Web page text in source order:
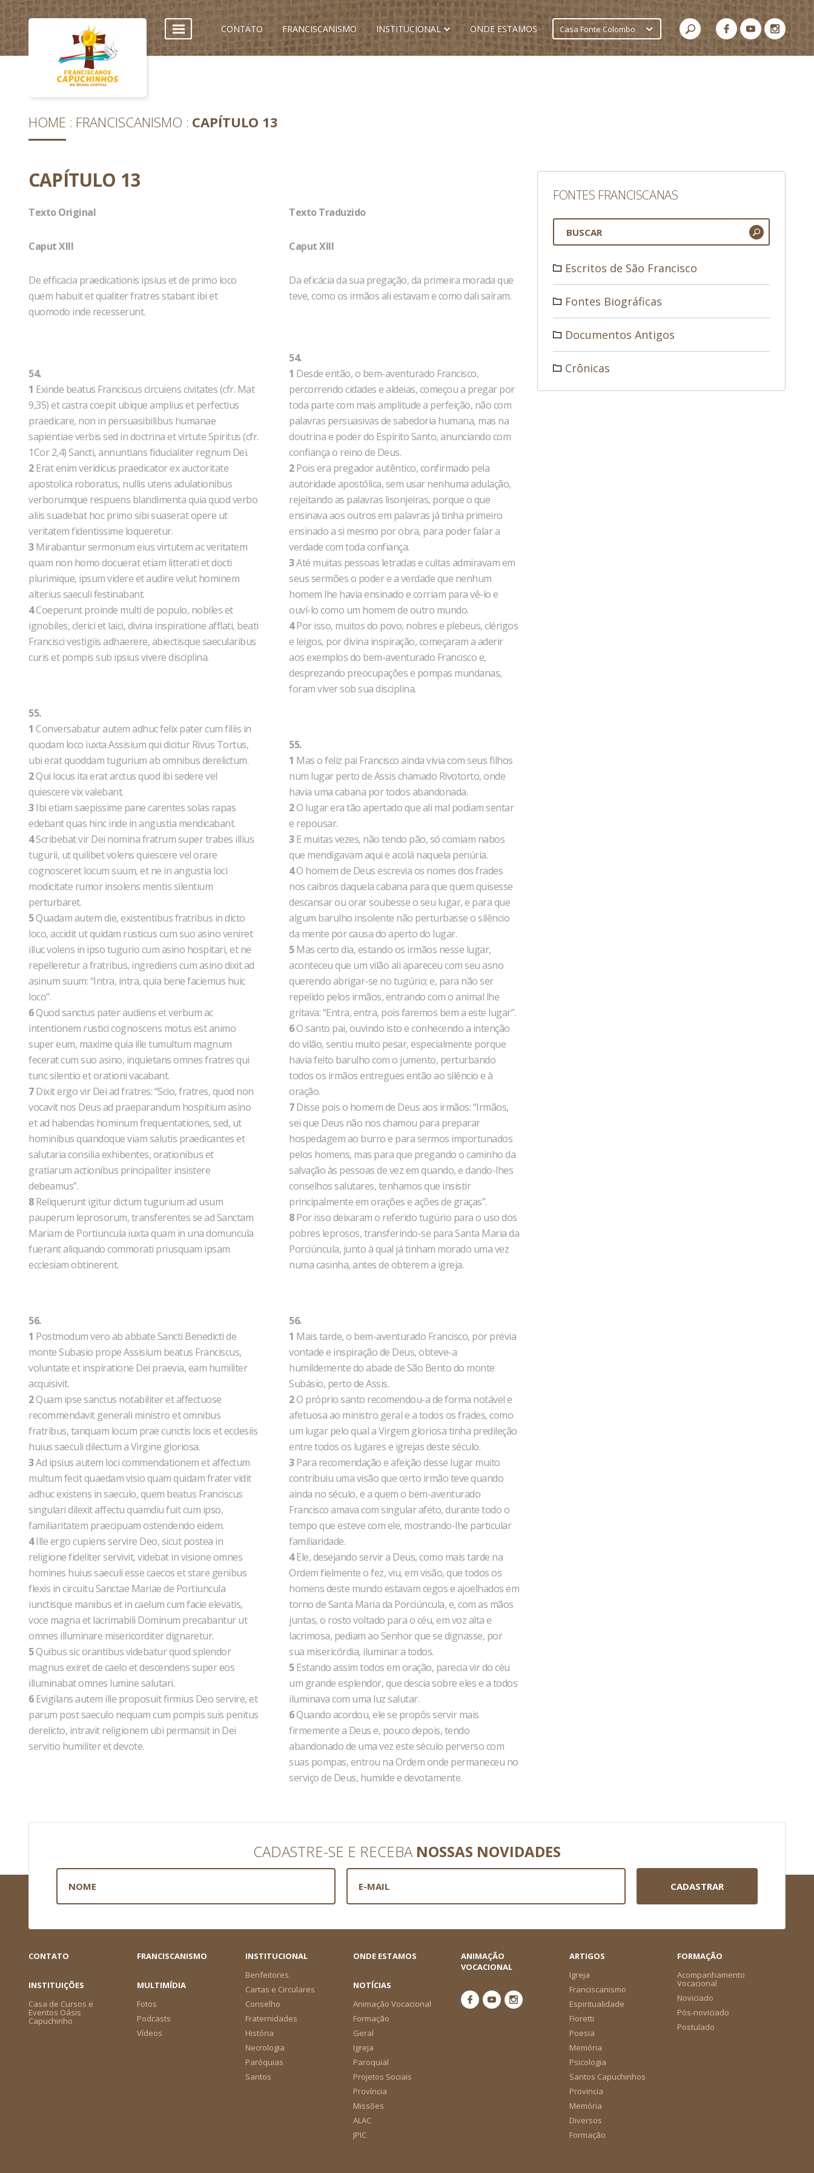
CONTATO FRANCISCANISMO INSTITUCIONAL ONDE ESTAMOS Casa Fonte Colombo
HOME FRANCISCANISMO CAPÍTULO 13
CAPÍTULO 13
Texto Original
Caput XIII
De efficacia praedicationis ipsius et de primo loco
quem habuit et qualiter fratres stabant ibi et
quomodo inde recesserunt.
54.
1 Exinde beatus Franciscus circuiens civitates (cfr. Mat
9,35) et castra coepit ubique amplius et perfectius
praedicare, non in persuasibilibus humanae
sapientiae verbis sed in doctrina et virtute Spiritus (cfr.
1Cor 2,4) Sancti, annuntians fiducialiter regnum Dei.
2Erat enim veridicus praedicator ex auctoritate
apostolica roboratus, nullis utens adulationibus
verborumque respuens blandimenta quia quod verbo
aliis suadebat hoc primo sibi suaserat opere ut
veritatem fidentissime loqueretur.
3Mirabantur sermonum eius virtutem ac veritatem
quam non homo docuerat etiam litterati et docti
plurimique, ipsum videre et audire velut hominem
alterius saeculi festinabant.
4Coeperunt proinde multi de populo, nobiles et
ignobiles, clerici et laici, divina inspiratione afflati, beati
Francisci vestigiis adhaerere, abiectisque saecularibus
curis et pompis sub ipsius vivere disciplina.
55.
1 Conversabatur autem adhuc felix pater cum filiis in
quodam loco iuxta Assisium qui dicitur Rivus Tortus,
ubi erat quoddam tugurium ab omnibus derelictum.
2Qui locus ita erat arctus quod ibi sedere vel
quiescere vix valebant.
3Ibi etiam saepissime pane carentes solas rapas
edebant quas hinc inde in angustia mendicabant.
4Scribebat vir Dei nomina fratrum super trabes illius
tugurii, ut quilibet volens quiescere vel orare
cognosceret locum suum, et ne in angustia loci
modicitate rumor insolens mentis silentium
perturbaret.
5Quadam autem die, existentibus fratribus in dicto
loco, accidit ut quidam rusticus cum suo asino veniret
illuc volens in ipso tugurio cum asino hospitari, et ne
repelleretur a fratribus, ingrediens cum asino dixit ad
asinum suum: “Intra, intra, quia bene faciemus huic
loco”.
6Quod sanctus pater audiens et verbum ac
intentionem rustici cognoscens motus est animo
super eum, maxime quia ille tumultum magnum
fecerat cum suo asino, inquietans omnes fratres qui
tunc silentio et orationi vacabant.
7Dixit ergo vir Dei ad fratres: “Scio, fratres, quod non
vocavit nos Deus ad praeparandum hospitium asino
et ad habendas hominum frequentationes, sed, ut
hominibus quandoque viam salutis praedicantes et
salutaria consilia exhibentes, orationibus et
gratiarum actionibus principaliter insistere
debeamus”.
8Reliquerunt igitur dictum tugurium ad usum
pauperum leprosorum, transferentes se ad Sanctam
Mariam de Portiuncula iuxta quam in una domuncula
fuerant aliquando commorati priusquam ipsam
ecclesiam obtinerent.
56.
1 Postmodum vero ab abbate Sancti Benedicti de
monte Subasio prope Assisium beatus Franciscus,
voluntate et inspiratione Dei praevia, eam humiliter
acquisivit.
2Quam ipse sanctus notabiliter et affectuose
recommendavit generali ministro et omnibus
fratribus, tanquam locum prae cunctis locis et ecclesiis
huius saeculi dilectum a Virgine gloriosa.
3Ad ipsius autem loci commendationem et affectum
multum fecit quaedam visio quam quidam frater vidit
adhuc existens in saeculo, quem beatus Franciscus
singulari dilexit affectu quamdiu fuit cum ipso,
familiaritatem praecipuam ostendendo eidem.
4Ille ergo cupiens servire Deo, sicut postea in
religione fideliter servivit, videbat in visione omnes
homines huius saeculi esse caecos et stare genibus
flexis in circuitu Sanctae Mariae de Portiuncula
iunctisque manibus et in caelum cum facie elevatis,
voce magna et lacrimabili Dominum precabantur ut
omnes illuminare misericorditer dignaretur.
5Quibus sic orantibus videbatur quod splendor
magnus exiret de caelo et descendens super eos
illuminabat omnes lumine salutari.
6Evigilans autem ille proposuit firmius Deo servire, et
parum post saeculo nequam cum pompis suis penitus
derelicto, intravit religionem ubi permansit in Dei
servitio humiliter et devote.
Texto Traduzido
Caput XIII
Da eficácia da sua pregação, da primeira morada que
teve, como os irmãos ali estavam e como dali saíram.
54.
1 Desde então, o bem-aventurado Francisco,
percorrendo cidades e aldeias, começou a pregar por
toda parte com mais amplitude a perfeição, não com
palavras persuasivas de sabedoria humana, mas na
doutrina e poder do Espírito Santo, anunciando com
confiança o reino de Deus.
2Pois era pregador autêntico, confirmado pela
autoridade apostólica, sem usar nenhuma adulação,
rejeitando as palavras lisonjeiras, porque o que
ensinava aos outros em palavras já tinha primeiro
ensinado a si mesmo por obra, para poder falar a
verdade com toda confiança.
3Até muitas pessoas letradas e cultas admiravam em
seus sermões o poder e a verdade que nenhum
homem lhe havia ensinado e corriam para vê-lo e
ouví-lo como um homem de outro mundo.
4Por isso, muitos do povo, nobres e plebeus, clérigos
e leigos, por divina inspiração, começaram a aderir
aos exemplos do bem-aventurado Francisco e,
desprezando preocupações e pompas mundanas,
foram viver sob sua disciplina.
55.
1 Mas o feliz pai Francisco ainda vivia com seus filhos
num lugar perto de Assis chamado Rivotorto, onde
havia uma cabana por todos abandonada.
2O lugar era tão apertado que ali mal podiam sentar
e repousar.
3E muitas vezes, não tendo pão, só comiam nabos
que mendigavam aqui e acolá naquela penúria.
4O homem de Deus escrevia os nomes dos frades
nos caibros daquela cabana para que quem quisesse
descansar ou orar soubesse o seu lugar, e para que
algum barulho insolente não perturbasse o silêncio
da mente por causa do aperto do lugar.
5Mas certo dia, estando os irmãos nesse lugar,
aconteceu que um vilão ali apareceu com seu asno
querendo abrigar-se no tugúrio; e, para não ser
repelido pelos irmãos, entrando com o animal lhe
gritava: “Entra, entra, pois faremos bem a este lugar”.
6O santo pai, ouvindo isto e conhecendo a intenção
do vilão, sentiu muito pesar, especialmente porque
havia feito barulho com o jumento, perturbando
todos os irmãos entregues então ao silêncio e à
oração.
7Disse pois o homem de Deus aos irmãos: “Irmãos,
sei que Deus não nos chamou para preparar
hospedagem ao burro e para sermos importunados
pelos homens, mas para que pregando o caminho da
salvação às pessoas de vez em quando, e dando-lhes
conselhos salutares, tenhamos que insistir
principalmente em orações e ações de graças”.
8Por isso deixaram o referido tugúrio para o uso dos
pobres leprosos, transferindo-se para Santa Maria da
Porciúncula, junto à qual já tinham morado uma vez
numa casinha, antes de obterem a igreja.
56.
1 Mais tarde, o bem-aventurado Francisco, por prévia
vontade e inspiração de Deus, obteve-a
humildemente do abade de São Bento do monte
Subásio, perto de Assis.
2O próprio santo recomendou-a de forma notável e
afetuosa ao ministro geral e a todos os frades, como
um lugar pelo qual a Virgem gloriosa tinha predileção
entre todos os lugares e igrejas deste século.
3Para recomendação e afeição desse lugar muito
contribuiu uma visão que certo irmão teve quando
ainda no século, e a quem o bem-aventurado
Francisco amava com singular afeto, durante todo o
tempo que esteve com ele, mostrando-lhe particular
familiaridade.
4Ele, desejando servir a Deus, como mais tarde na
Ordem fielmente o fez, viu, em visão, que todos os
homens deste mundo estavam cegos e ajoelhados em
torno de Santa Maria da Porciúncula, e, com as mãos
juntas, o rosto voltado para o céu, em voz alta e
lacrimosa, pediam ao Senhor que se dignasse, por
sua misericórdia, iluminar a todos.
5Estando assim todos em oração, parecia vir do céu
um grande esplendor, que descia sobre eles e a todos
iluminava com uma luz salutar.
6Quando acordou, ele se propôs servir mais
firmemente a Deus e, pouco depois, tendo
abandonado de uma vez este século perverso com
suas pompas, entrou na Ordem onde permaneceu no
serviço de Deus, humilde e devotamente.
FONTES FRANCISCANAS
Escritos de São Francisco
Fontes Biográficas
Documentos Antigos
Crônicas
CADASTRE-SE E RECEBA NOSSAS NOVIDADES
CADASTRAR
CONTATO FRANCISCANISMO
INSTITUCIONAL
Benfeitores
Cartas e Circulares
Conselho
Fraternidades
História
Necrologia
Paróquias
Santos
ONDE ESTAMOS
ANIMAÇÃO
VOCACIONAL
ARTIGOS
Igreja
Franciscanismo
Espiritualidade
Fioretti
Poesia
Memória
Psicologia
Santos Capuchinhos
Provincia
Memória
Diversos
Formação
FORMAÇÃO
Acompanhamento
Vocacional
Noviciado
Pós-noviciado
Postulado
INSTITUIÇÕES
Casa de Cursos e
Eventos Oásis
Capuchinho
MULTIMÍDIA
Fotos
Podcasts
Vídeos
NOTÍCIAS
Animação Vocacional
Formação
Geral
Igreja
Paroquial
Projetos Sociais
Província
Missões
ALAC
JPIC